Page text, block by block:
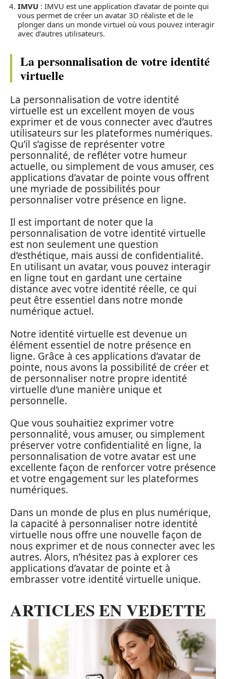
IMVU : IMVU est une application d’avatar de pointe qui
vous permet de créer un avatar 3D réaliste et de le
plonger dans un monde virtuel où vous pouvez interagir
avec d’autres utilisateurs.
La personnalisation de votre identité
virtuelle
La personnalisation de votre identité
virtuelle est un excellent moyen de vous
exprimer et de vous connecter avec d’autres
utilisateurs sur les plateformes numériques.
Qu’il s’agisse de représenter votre
personnalité, de refléter votre humeur
actuelle, ou simplement de vous amuser, ces
applications d’avatar de pointe vous offrent
une myriade de possibilités pour
personnaliser votre présence en ligne.
Il est important de noter que la
personnalisation de votre identité virtuelle
est non seulement une question
d’esthétique, mais aussi de confidentialité.
En utilisant un avatar, vous pouvez interagir
en ligne tout en gardant une certaine
distance avec votre identité réelle, ce qui
peut être essentiel dans notre monde
numérique actuel.
Notre identité virtuelle est devenue un
élément essentiel de notre présence en
ligne. Grâce à ces applications d’avatar de
pointe, nous avons la possibilité de créer et
de personnaliser notre propre identité
virtuelle d’une manière unique et
personnelle.
Que vous souhaitiez exprimer votre
personnalité, vous amuser, ou simplement
préserver votre confidentialité en ligne, la
personnalisation de votre avatar est une
excellente façon de renforcer votre présence
et votre engagement sur les plateformes
numériques.
Dans un monde de plus en plus numérique,
la capacité à personnaliser notre identité
virtuelle nous offre une nouvelle façon de
nous exprimer et de nous connecter avec les
autres. Alors, n’hésitez pas à explorer ces
applications d’avatar de pointe et à
embrasser votre identité virtuelle unique.
ARTICLES EN VEDETTE